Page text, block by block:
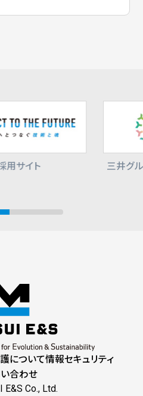
用サイト 三井グ
について情報セキュリティ
合わせ
Co., Ltd.